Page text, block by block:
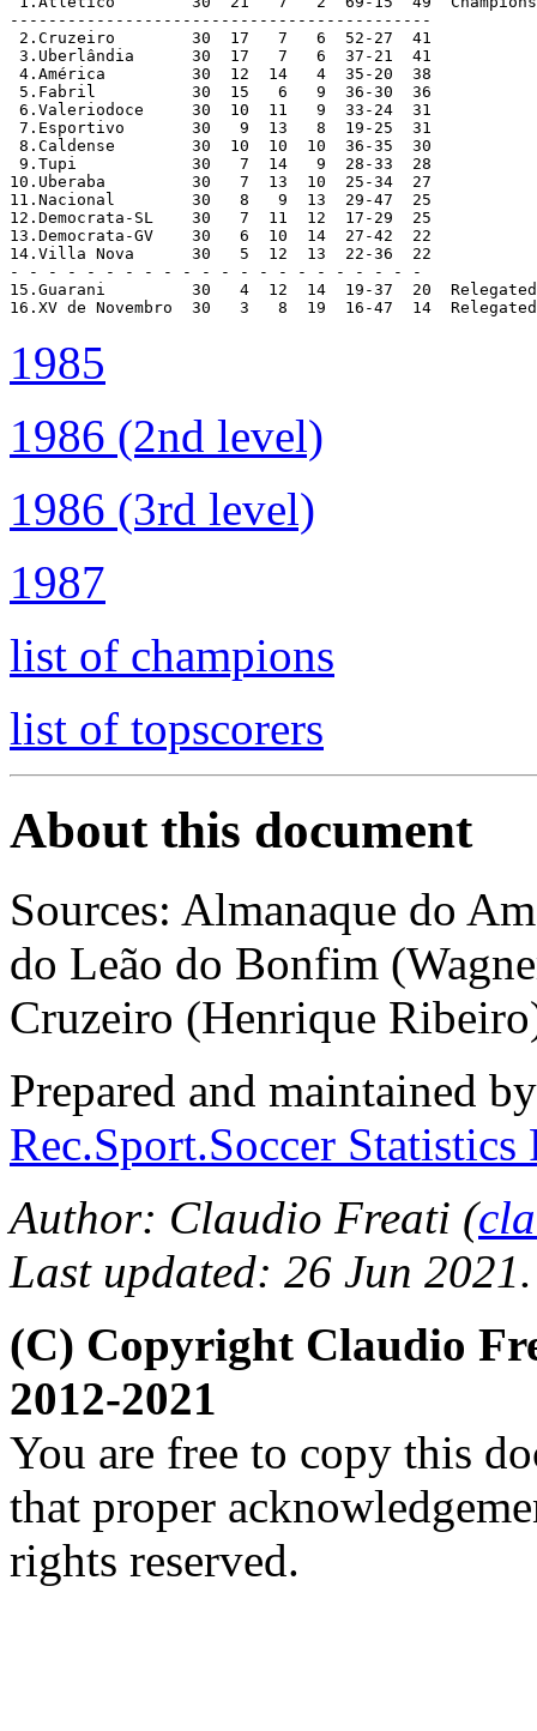
16.XV de Novembro  30   3   8  19  16-47  14
1985
1986 (2nd level)
1986 (3rd level)
1987
list of champions
list of topscorers
About this document
Sources: Almanaque do
do Leão do Bonfim
Cruzeiro (Henrique
Prepared and maintained
Rec.Sport.Soccer
Author: Claudio Freati (
Last updated: 26 Jun 2021.
(C) Copyright Claudio
2012-2021
You are free to copy this
that proper
rights reserved.